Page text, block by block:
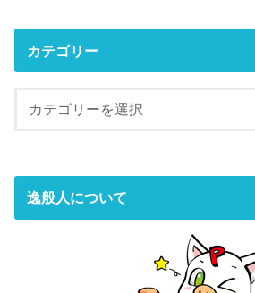
カテゴリー
逸般人について